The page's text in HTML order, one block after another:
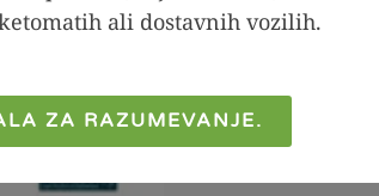
semena, sončnična
ali dostavnih vozilih.
ZA RAZUMEVANJE.